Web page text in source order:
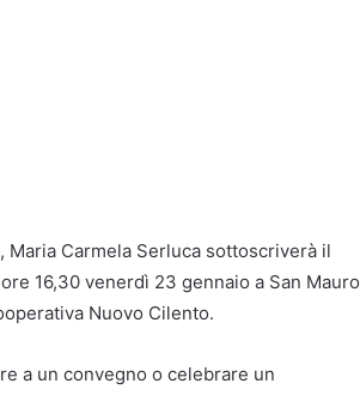
Maria Carmela Serluca sottoscriverà il
16,30 venerdì 23 gennaio a San Mauro
Nuovo Cilento.
a un convegno o celebrare un